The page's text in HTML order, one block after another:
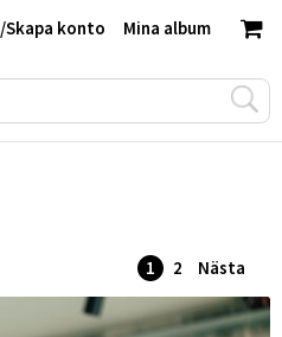
Mina album
/Skapa konto
1
2 Nästa